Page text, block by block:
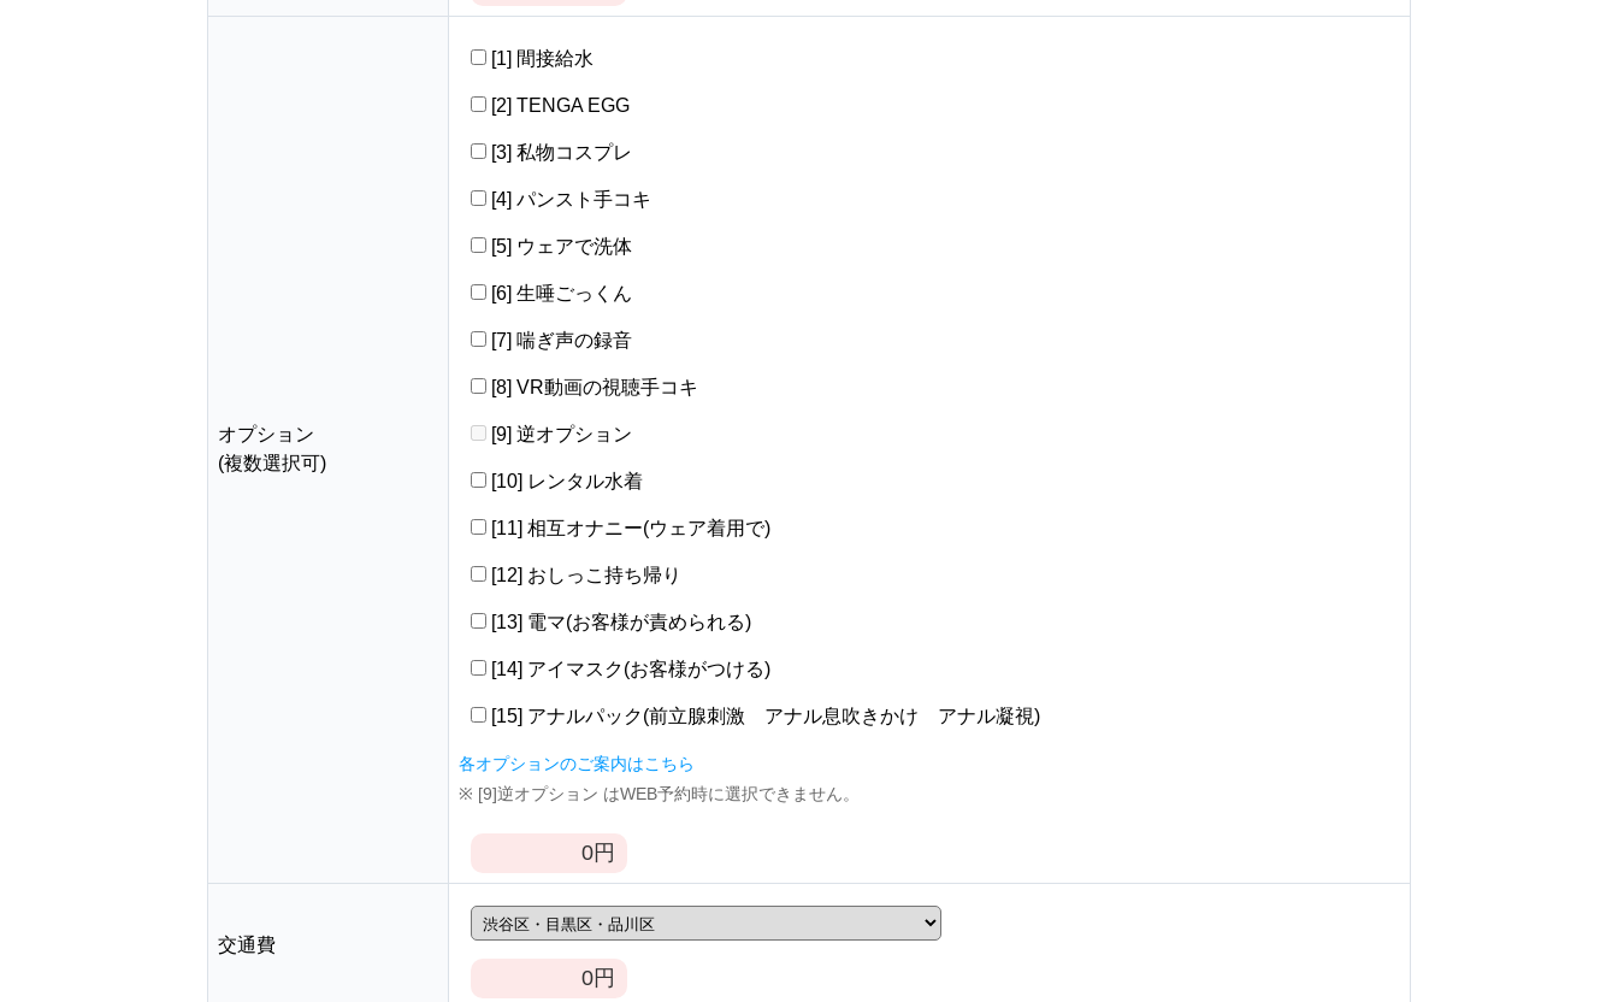
オプション
(複数選択可)
[1] 間接給水
[2] TENGA EGG
[3] 私物コスプレ
[4] パンスト手コキ
[5] ウェアで洗体
[6] 生唾ごっくん
[7] 喘ぎ声の録音
[8] VR動画の視聴手コキ
[9] 逆オプション
[10] レンタル水着
[11] 相互オナニー(ウェア着用で)
[12] おしっこ持ち帰り
[13] 電マ(お客様が責められる)
[14] アイマスク(お客様がつける)
[15] アナルパック(前立腺刺激 アナル息吹きかけ アナル凝視)
各オプションのご案内はこちら
※ [9]逆オプション はWEB予約時に選択できません。
0円
交通費
0円